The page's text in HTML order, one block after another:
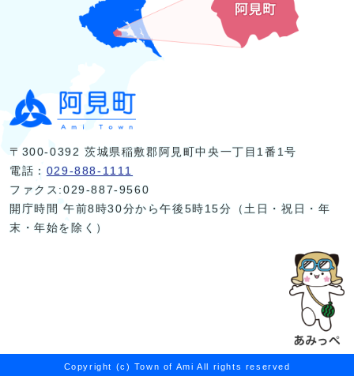
〒300-0392 茨城県稲敷郡阿見町中央一丁目1番1号
電話： 029-888-1111
ファクス:029-887-9560
開庁時間 午前8時30分から午後5時15分（土日・祝日・年
末・年始を除く）
Copyright (c) Town of Ami All rights reserved